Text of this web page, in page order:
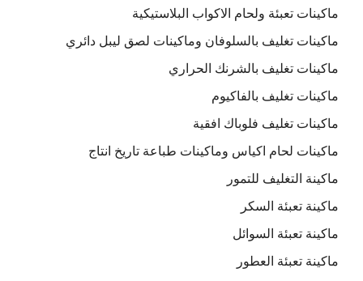
ماكينات تعبئة ولحام الاكواب البلاستيكية
ماكينات تغليف بالسلوفان وماكينات لصق ليبل دائري
ماكينات تغليف بالشرنك الحراري
ماكينات تغليف بالفاكيوم
ماكينات تغليف فلوباك افقية
ماكينات لحام اكياس وماكينات طباعة تاريخ انتاج
ماكينة التغليف للتمور
ماكينة تعبئة السكر
ماكينة تعبئة السوائل
ماكينة تعبئة العطور